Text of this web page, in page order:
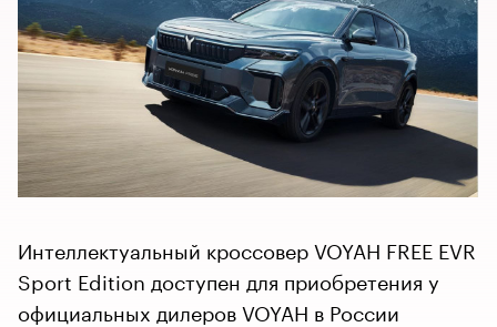
Интеллектуальный кроссовер VOYAH FREE EVR
Sport Edition доступен для приобретения у
официальных дилеров VOYAH в России